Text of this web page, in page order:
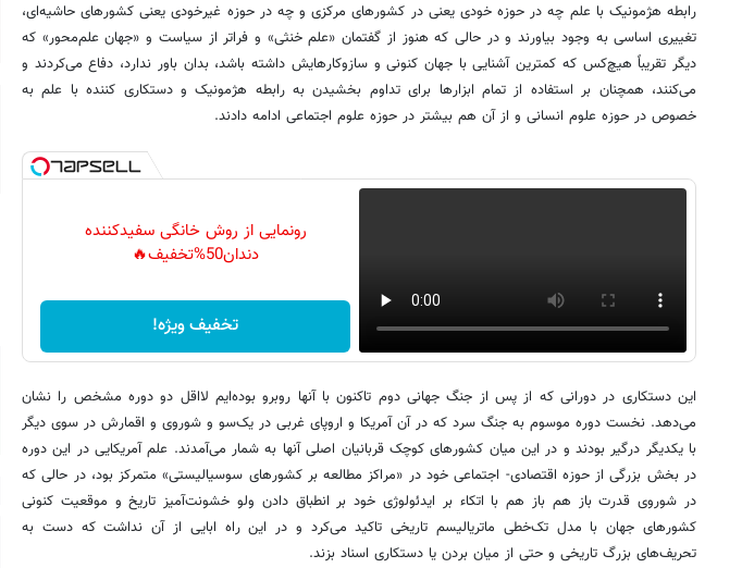
رابطه هژمونیک با علم چه در حوزه خودی یعنی در کشورهای مرکزی و چه در حوزه غیر‌خودی یعنی کشورهای حاشیه‌ای،
تغییری اساسی به وجود بیاورند و در حالی که هنوز از گفتمان «علم خنثی» و فراتر از سیاست و «جهان علم‌محور» که
دیگر تقریباً هیچ‌کس که کمترین آشنایی با جهان کنونی و سازوکارهایش داشته باشد، بدان باور ندارد، دفاع می‌کردند و
می‌کنند، همچنان بر استفاده از تمام ابزارها برای تداوم بخشیدن به رابطه هژمونیک و دستکاری کننده با علم به
خصوص در حوزه علوم انسانی و از آن هم بیشتر در حوزه علوم اجتماعی ادامه دادند.
رونمایی از روش خانگی سفیدکننده
دندان50%تخفیف🔥
تخفیف ویژه!
این دستکاری در دورانی که از پس از جنگ جهانی دوم تا‌کنون با آنها روبرو بوده‌ایم لااقل دو دوره مشخص را نشان
می‌دهد. نخست دوره موسوم به جنگ سرد که در آن آمریکا و اروپای غربی در یک‌سو و شوروی و اقمارش در سوی دیگر
با یکدیگر درگیر بودند و در این میان کشورهای کوچک قربانیان اصلی آنها به شمار می‌آمدند. علم آمریکایی در این دوره
در بخش بزرگی از حوزه اقتصادی‌- اجتماعی خود در «مراکز مطالعه بر کشورهای سوسیالیستی» متمرکز بود، در حالی که
در شوروی قدرت باز هم باز هم با اتکاء بر ایدئولوژی خود بر انطباق دادن ولو خشونت‌آمیز تاریخ و موقعیت کنونی
کشورهای جهان با مدل تک‌خطی ماتریالیسم تاریخی تاکید می‌کرد و در این راه ابایی از آن نداشت که دست به
تحریف‌های بزرگ تاریخی و حتی از میان بردن یا دستکاری اسناد بزند.